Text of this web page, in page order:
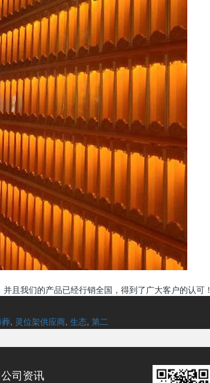
且我们的产品已经行销全国，得到了广大客户的认可！
, 灵位架供应商, 生态, 第二
公司资讯